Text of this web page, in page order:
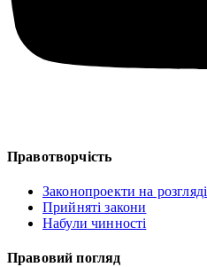
Правотворчість
Законопроекти на розгляді
Прийняті закони
Набули чинності
Правовий погляд